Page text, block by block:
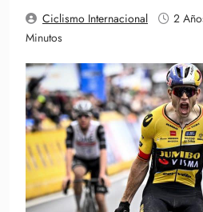
Ciclismo Internacional 2
Minutos